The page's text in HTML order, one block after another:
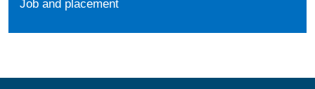
Job and placement